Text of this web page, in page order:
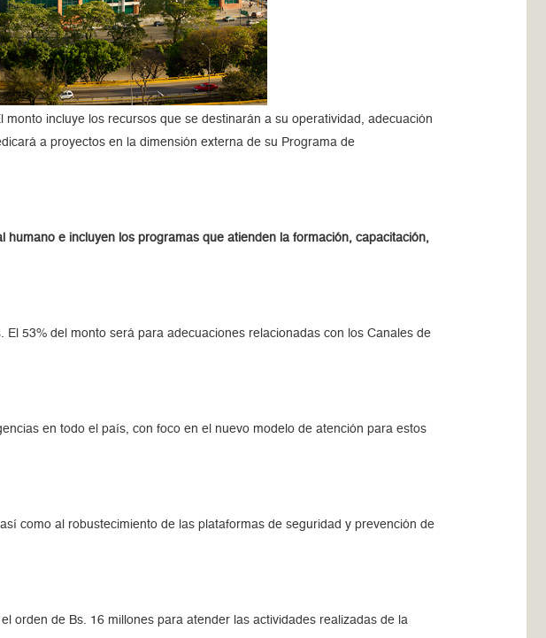
monto incluye los recursos que se destinarán a su operatividad, adecuación
a proyectos en la dimensión externa de su Programa de
humano e incluyen los programas que atienden la formación, capacitación,
53% del monto será para adecuaciones relacionadas con los Canales de
en todo el país, con foco en el nuevo modelo de atención para estos
como al robustecimiento de las plataformas de seguridad y prevención de
orden de Bs. 16 millones para atender las actividades realizadas de la